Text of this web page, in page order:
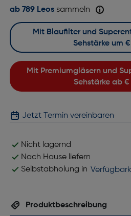
ab 789 Leossammeln
Mit Premiumgläsern und Superentspiegelung in
Sehstärke ab €
Mit Blaufilter und Superentspiegelung, ohne
Sehstärke um €
Jetzt Termin vereinbaren
Nicht lagernd
Nach Hause liefern
Selbstabholung in
Produktbeschreibung